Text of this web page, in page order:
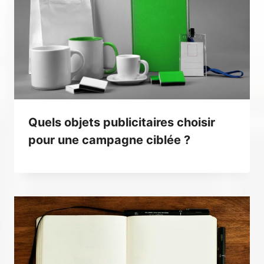
Quels objets publicitaires choisir
pour une campagne ciblée ?